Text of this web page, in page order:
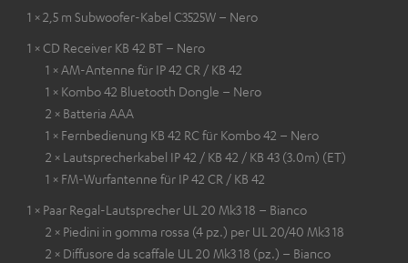
1 × 2,5 m Subwoofer-Kabel C3525W – Nero
1 × CD Receiver KB 42 BT – Nero
1 × AM-Antenne für IP 42 CR / KB 42
1 × Kombo 42 Bluetooth Dongle – Nero
2 × Batteria AAA
1 × Fernbedienung KB 42 RC für Kombo 42 – Nero
2 × Lautsprecherkabel IP 42 / KB 42 / KB 43 (3.0m) (ET)
1 × FM-Wurfantenne für IP 42 CR / KB 42
1 × Paar Regal-Lautsprecher UL 20 Mk3 18 – Bianco
2 × Piedini in gomma rossa (4 pz.) per UL 20/40 Mk3 18
2 × Diffusore da scaffale UL 20 Mk3 18 (pz.) – Bianco